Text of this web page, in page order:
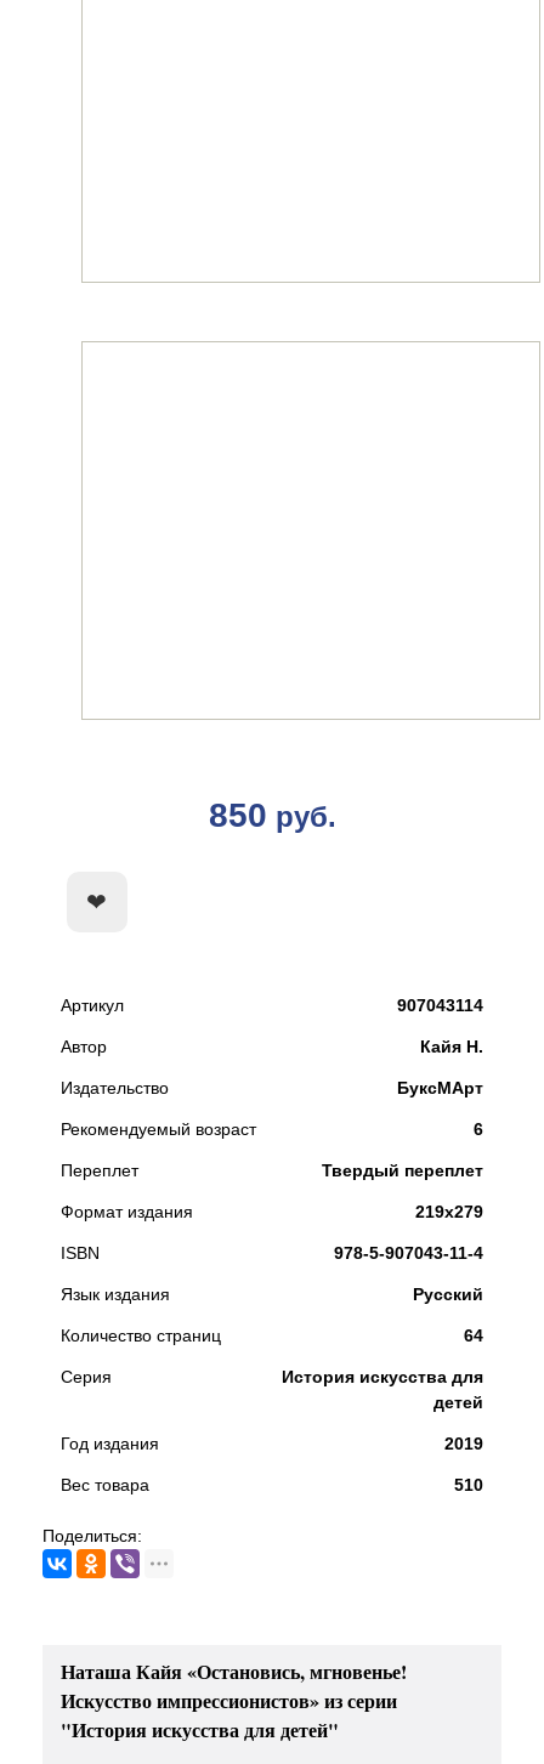
850 руб.
Артикул 907043114
Автор Кайя Н.
Издательство БуксМАрт
Рекомендуемый возраст 6
Переплет Твердый переплет
Формат издания 219х279
ISBN 978-5-907043-11-4
Язык издания Русский
Количество страниц 64
Серия
История искусства для
детей
Год издания 2019
Вес товара 510
Поделиться:
Наташа Кайя «Остановись, мгновенье!
Искусство импрессионистов» из серии
"История искусства для детей"